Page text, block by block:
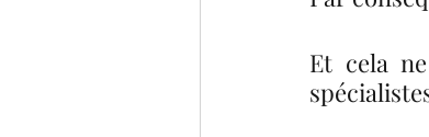
Et cela